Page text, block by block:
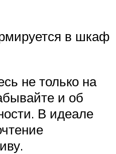
в шкаф
не только на
и об
В идеале